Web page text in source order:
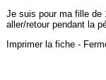
Je suis pour ma fille de
aller/retour pendant la
Imprimer la fiche-